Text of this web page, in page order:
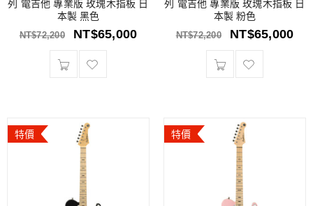
列 電吉他 專業版 玫瑰木指板 日
本製 黑色
NT$72,200 NT$65,000
列 電吉他 專業版 玫瑰木指板 日
本製 粉色
NT$72,200 NT$65,000
特價 特價